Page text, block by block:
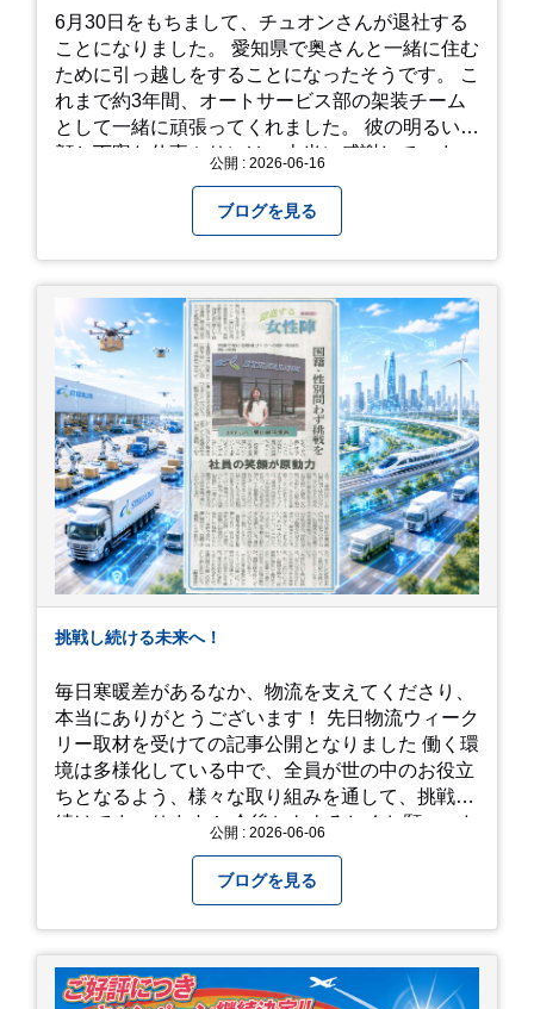
やすい靴で: 山の斜面を利用した農園ですので、
歩き慣れた靴で行くのが安心です。 雨対策: 雨上
がりは足元が少し滑りやすくなることがありま
す。タオルや雨具を用意しておくと安心ですね。
開花時期のチェック: その年の気候によって見頃
が少し前後します。出かける前に必ず公式情報や
SNSで見頃を確認しましょう！ おわりに 梅雨の
時期を「我慢する期間」から「お出かけを楽しむ
期間」に変えてくれる、そんな素敵な場所です。
いです！
6月30日をもちまして、チュオンさんが退社する
ことになりました。 愛知県で奥さんと一緒に住む
ために引っ越しをすることになったそうです。 こ
れまで約3年間、オートサービス部の架装チーム
として一緒に頑張ってくれました。 彼の明るい笑
顔と丁寧な仕事ぶりには、本当に感謝していま
撮影した記念写真を添付します。 チュオンさんの
今後のご活躍と新しいスタートを、みんなで応援
しましょう！ チュオンさん、今まで本当にありが
とうございました！
公開 : 2026-06-16
ブログを見る
挑戦し続ける未来へ！
毎日寒暖差があるなか、物流を支えてくださり、
本当にありがとうございます！ 先日物流ウィーク
リー取材を受けての記事公開となりました 働く環
境は多様化している中で、全員が世の中のお役立
ちとなるよう、様々な取り組みを通して、挑戦を
続けてまいります！ 今後ともよろしくお願いいた公開 : 2026-06-06
ブログを見る